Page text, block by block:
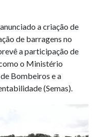
a criação de
de barragens no
a participação de
o Ministério
Bombeiros e a
(Semas).